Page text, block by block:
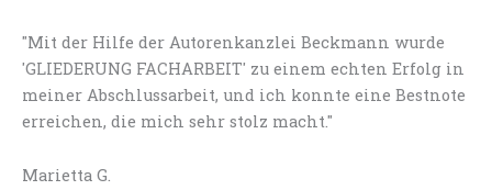
"Mit der Hilfe der Autorenkanzlei Beckmann wurde
'GLIEDERUNG FACHARBEIT' zu einem echten Erfolg in
meiner Abschlussarbeit, und ich konnte eine Bestnote
erreichen, die mich sehr stolz macht."
Marietta G.